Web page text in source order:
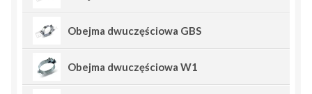
Obejma dwuczęściowa GBS
Obejma dwuczęściowa W1